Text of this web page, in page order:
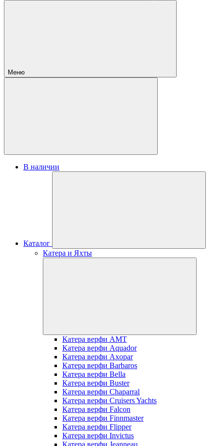
Меню
В наличии
Каталог
Катера и Яхты
Катера верфи AMT
Катера верфи Aquador
Катера верфи Axopar
Катера верфи Barbaros
Катера верфи Bella
Катера верфи Buster
Катера верфи Chaparral
Катера верфи Cruisers Yachts
Катера верфи Falcon
Катера верфи Finnmaster
Катера верфи Flipper
Катера верфи Invictus
Катера верфи Jeanneau